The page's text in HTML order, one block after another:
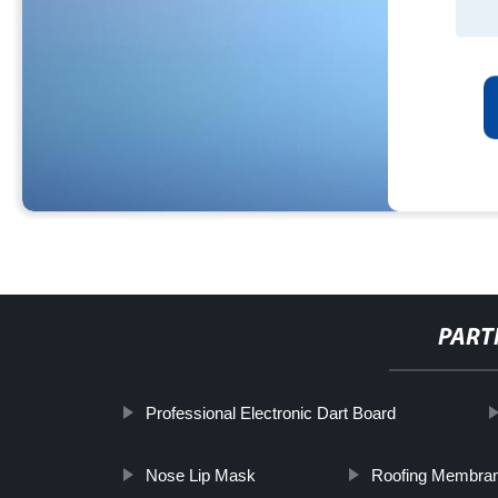
Professional Electronic Dart Board
Nose Lip Mask Roofing